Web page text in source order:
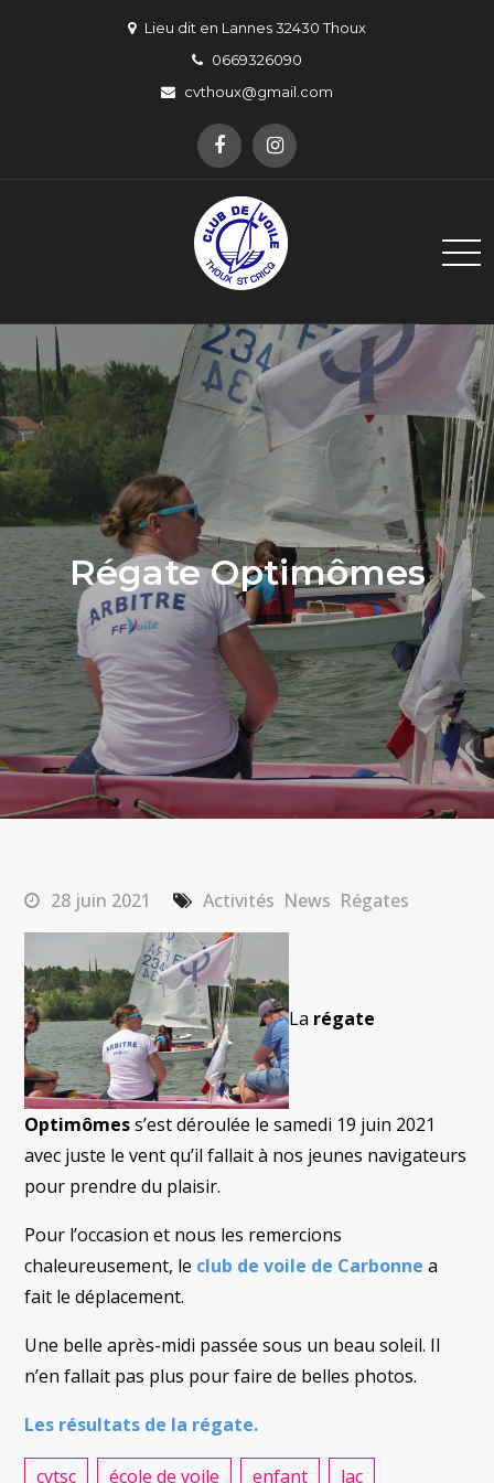
Lieu dit en Lannes 32430 Thoux
0669326090
cvthoux@gmail.com
Club de Voile de Thoux Saint-
Cricq
Un pour Thoux, Thoux pour un !
Régate Optimômes
28 juin 2021 Activités News Régates
La régate
Optimômess’est déroulée le samedi 19 juin 2021
avec juste le vent qu’il fallait à nos jeunes navigateurs
pour prendre du plaisir.
Pour l’occasion et nous les remercions
chaleureusement, le club de voile de Carbonne a
fait le déplacement.
Une belle après-midi passée sous un beau soleil. Il
n’en fallait pas plus pour faire de belles photos.
Les résultats de la régate.
cvtsc école de voile enfant
lac